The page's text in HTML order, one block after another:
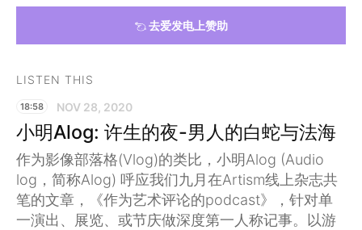
去爱发电上赞助
LISTEN THIS
18:58 NOV 28, 2020
小明Alog: 许生的夜-男人的白蛇与法海
作为影像部落格(Vlog)的类比，小明Alog (Audio
log，简称Alog) 呼应我们九月在Artism线上杂志共
笔的文章，《作为艺术评论的podcast》，针对单
一演出、展览、或节庆做深度第一人称记事。以游